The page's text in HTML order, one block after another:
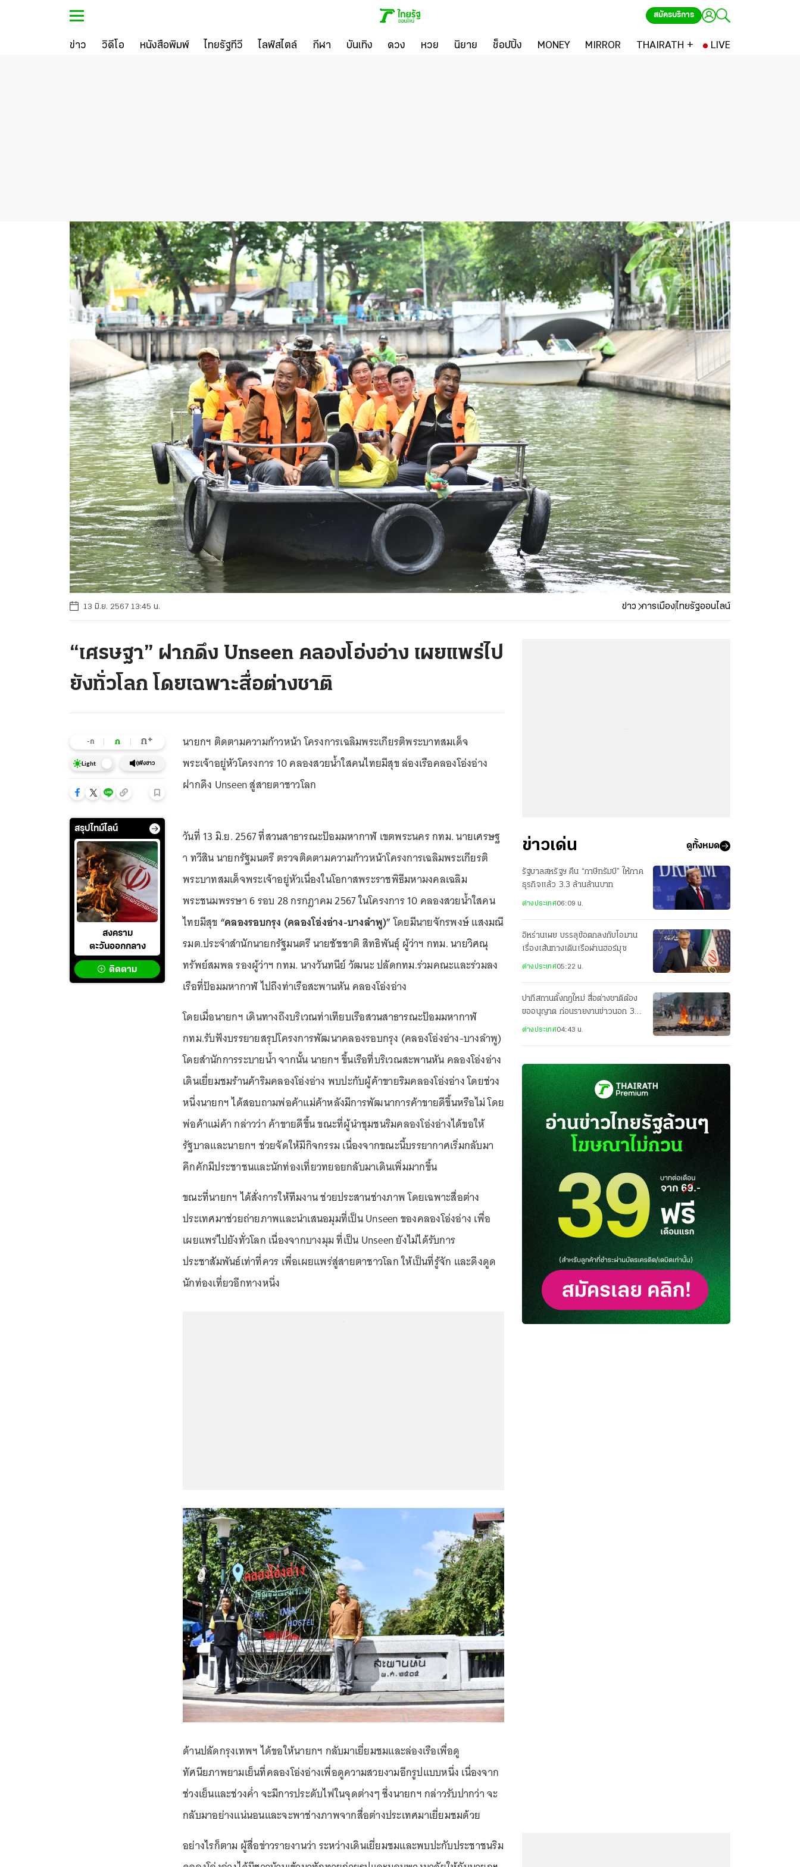
สมัครบริการ
ข่าว วิดีโอ หนังสือพิมพ์ ไทยรัฐทีวี ไลฟ์สไตล์ กีฬา บันเทิง ดวง หวย นิยาย ช็อปปิ้ง MONEY MIRROR THAIRATH + LIVE
13 มิ.ย. 2567 13:45 น. ข่าว การเมืองไทยรัฐออนไลน์
“เศรษฐา” ฝากดึง Unseen คลองโอ่งอ่าง เผยแพร่ไป
ยังทั่วโลก โดยเฉพาะสื่อต่างชาติ
-ก ก ก+
Light ฟังข่าว
สรุปไทม์ไลน์
สงคราม
ตะวันออกกลาง
ติดตาม
นายกฯ ติดตามความก้าวหน้า โครงการเฉลิมพระเกียรติพระบาทสมเด็จ
พระเจ้าอยู่หัวโครงการ 10 คลองสวยน้ำใสคนไทยมีสุข ล่องเรือคลองโอ่งอ่าง
ฝากดึง Unseen สู่สายตาชาวโลก
วันที่ 13 มิ.ย. 2567 ที่สวนสาธารณะป้อมมหากาฬ เขตพระนคร กทม. นายเศรษฐ
า ทวีสิน นายกรัฐมนตรี ตรวจติดตามความก้าวหน้าโครงการเฉลิมพระเกียรติ
พระบาทสมเด็จพระเจ้าอยู่หัวเนื่องในโอกาสพระราชพิธีมหามงคลเฉลิม
พระชนมพรรษา 6 รอบ 28 กรกฎาคม 2567 ในโครงการ 10 คลองสวยน้ำใสคน
ไทยมีสุข “คลองรอบกรุง (คลองโอ่งอ่าง-บางลำพู)”โดยมีนายจักรพงษ์ แสงมณี
รมต.ประจำสำนักนายกรัฐมนตรี นายชัชชาติ สิทธิพันธุ์ ผู้ว่าฯ กทม. นายวิศณุ
ทรัพย์สมพล รองผู้ว่าฯ กทม. นางวันทนีย์ วัฒนะ ปลัดกทม.ร่วมคณะและร่วมลง
เรือที่ป้อมมหากาฬ ไปถึงท่าเรือสะพานหัน คลองโอ่งอ่าง
โดยเมื่อนายกฯ เดินทางถึงบริเวณท่าเทียบเรือสวนสาธารณะป้อมมหากาฬ
กทม.รับฟังบรรยายสรุปโครงการพัฒนาคลองรอบกรุง (คลองโอ่งอ่าง-บางลำพู)
โดยสำนักการระบายน้ำ จากนั้น นายกฯ ขึ้นเรือที่บริเวณสะพานหัน คลองโอ่งอ่าง
เดินเยี่ยมชมร้านค้าริมคลองโอ่งอ่าง พบปะกับผู้ค้าขายริมคลองโอ่งอ่าง โดยช่วง
หนึ่งนายกฯ ได้สอบถามพ่อค้าแม่ค้าหลังมีการพัฒนาการค้าขายดีขึ้นหรือไม่ โดย
พ่อค้าแม่ค้า กล่าวว่า ค้าขายดีขึ้น ขณะที่ผู้นำชุมชนริมคลองโอ่งอ่างได้ขอให้
รัฐบาลและนายกฯ ช่วยจัดให้มีกิจกรรม เนื่องจากขณะนี้บรรยากาศเริ่มกลับมา
คึกคักมีประชาชนและนักท่องเที่ยวทยอยกลับมาเดินเพิ่มมากขึ้น
ขณะที่นายกฯ ได้สั่งการให้ทีมงาน ช่วยประสานช่างภาพ โดยเฉพาะสื่อต่าง
ประเทศมาช่วยถ่ายภาพและนำเสนอมุมที่เป็น Unseen ของคลองโอ่งอ่าง เพื่อ
เผยแพร่ไปยังทั่วโลก เนื่องจากบางมุม ที่เป็น Unseen ยังไม่ได้รับการ
ประชาสัมพันธ์เท่าที่ควร เพื่อเผยแพร่สู่สายตาชาวโลก ให้เป็นที่รู้จัก และดึงดูด
นักท่องเที่ยวอีกทางหนึ่ง
ด้านปลัดกรุงเทพฯ ได้ขอให้นายกฯ กลับมาเยี่ยมชมและล่องเรือเพื่อดู
ทัศนียภาพยามเย็นที่คลองโอ่งอ่างเพื่อดูความสวยงามอีกรูปแบบหนึ่ง เนื่องจาก
ช่วงเย็นและช่วงค่ำ จะมีการประดับไฟในจุดต่างๆ ซึ่งนายกฯ กล่าวรับปากว่า จะ
กลับมาอย่างแน่นอนและจะพาช่างภาพจากสื่อต่างประเทศมาเยี่ยมชมด้วย
อย่างไรก็ตาม ผู้สื่อข่าวรายงานว่า ระหว่างเดินเยี่ยมชมและพบปะกับประชาชนริม
ข่าวเด่น ดูทั้งหมด
รัฐบาลสหรัฐฯ คืน “ภาษีทรัมป์” ให้ภาค
ธุรกิจแล้ว 3.3 ล้านล้านบาท
ต่างประเทศ06:09 น.
อิหร่านเผย บรรลุข้อตกลงกับโอมาน
เรื่องเส้นทางเดินเรือผ่านฮอร์มุซ
ต่างประเทศ05:22 น.
ปากีสถานตั้งกฎใหม่ สื่อต่างชาติต้อง
ขออนุญาต ก่อนรายงานข่าวนอก 3
เมืองใหญ่
ต่างประเทศ04:43 น.